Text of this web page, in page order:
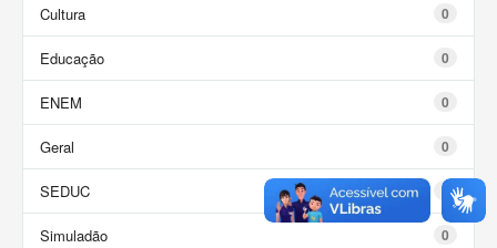
0
Cultura
0
Educação
0
ENEM
0
Geral
0
SEDUC
0
Simuladão